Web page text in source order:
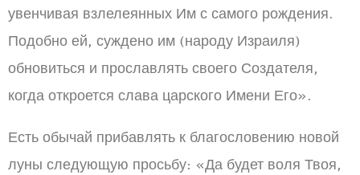
увенчивая взлелеянных Им с самого рождения.
Подобно ей, суждено им (народу Израиля)
обновиться и прославлять своего Создателя,
когда откроется слава царского Имени Его».
Есть обычай прибавлять к благословению новой
луны следующую просьбу: «Да будет воля Твоя,